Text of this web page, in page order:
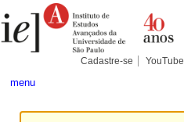
para
conteúdo.
Pessoais
Cadastre-se YouTube
menu